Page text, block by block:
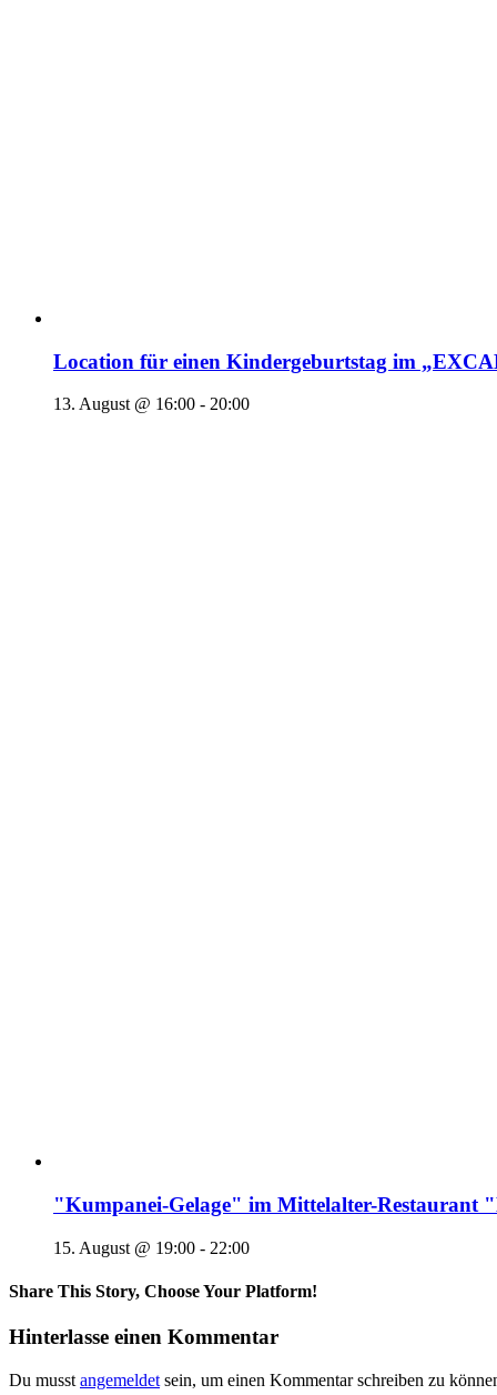
Location für einen Kindergeburtstag im
13. August @ 16:00 - 20:00
"Kumpanei-Gelage" im Mittelalter-
15. August @ 19:00 - 22:00
Share This Story, Choose Your Platform!
Hinterlasse einen Kommentar
Du musst angemeldet sein, um einen Kommentar schreiben zu